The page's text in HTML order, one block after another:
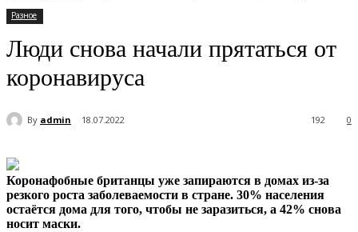
Разное
Люди снова начали прятаться от
коронавируса
By admin 18.07.2022 0
192
Коронафобные британцы уже запираются в домах из-за
резкого роста заболеваемости в стране. 30% населения
остаётся дома для того, чтобы не заразиться, а 42% снова
носит маски.